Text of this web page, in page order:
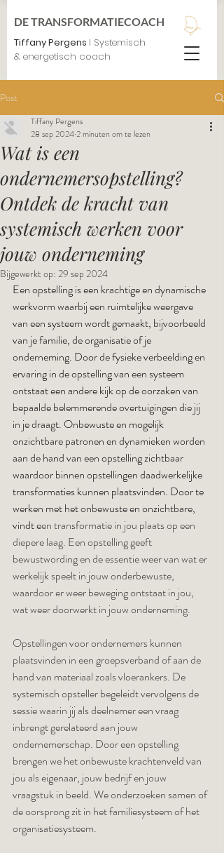
DE TRANSFORMATIECOACH
Tiffany Pergens I Systemisch
& energetisch coach
Post
Wat is een
ondernemersopstelling?
Ontdek de kracht van
systemisch werken voor
jouw onderneming
Tiffany Pergens
28 sep 20242 minuten om te lezen
Bijgewerkt op: 29 sep 2024
Een opstelling is een krachtige en dynamische
werkvorm waarbij een ruimtelijke weergave
van een systeem wordt gemaakt, bijvoorbeeld
van je familie, de organisatie of je
onderneming. Door de fysieke verbeelding en
ervaring in de opstelling van een systeem
ontstaat een andere kijk op de oorzaken van
bepaalde belemmerende overtuigingen die jij
in je draagt. Onbewuste en mogelijk
onzichtbare patronen en dynamieken worden
aan de hand van een opstelling zichtbaar
waardoor binnen opstellingen daadwerkelijke
transformaties kunnen plaatsvinden. Door te
werken met het onbewuste en onzichtbare,
vindt een transformatie in jou plaats op een
diepere laag. Een opstelling geeft
bewustwording en de essentie weer van wat er
werkelijk speelt in jouw onderbewuste,
waardoor er weer beweging ontstaat in jou,
wat weer doorwerkt in jouw onderneming.
Opstellingen voor ondernemers kunnen
plaatsvinden in een groepsverband of aan de
hand van materiaal zoals vloerankers. De
systemisch opsteller begeleidt vervolgens de
sessie waarin jij als deelnemer een vraag
inbrengt gerelateerd aan jouw
ondernemerschap. Door een opstelling
brengen we het onbewuste krachtenveld van
jou als eigenaar, jouw bedrijf en jouw
vraagstuk in beeld. We onderzoeken samen of
de oorsprong zit in het familiesysteem of het
organisatiesysteem.